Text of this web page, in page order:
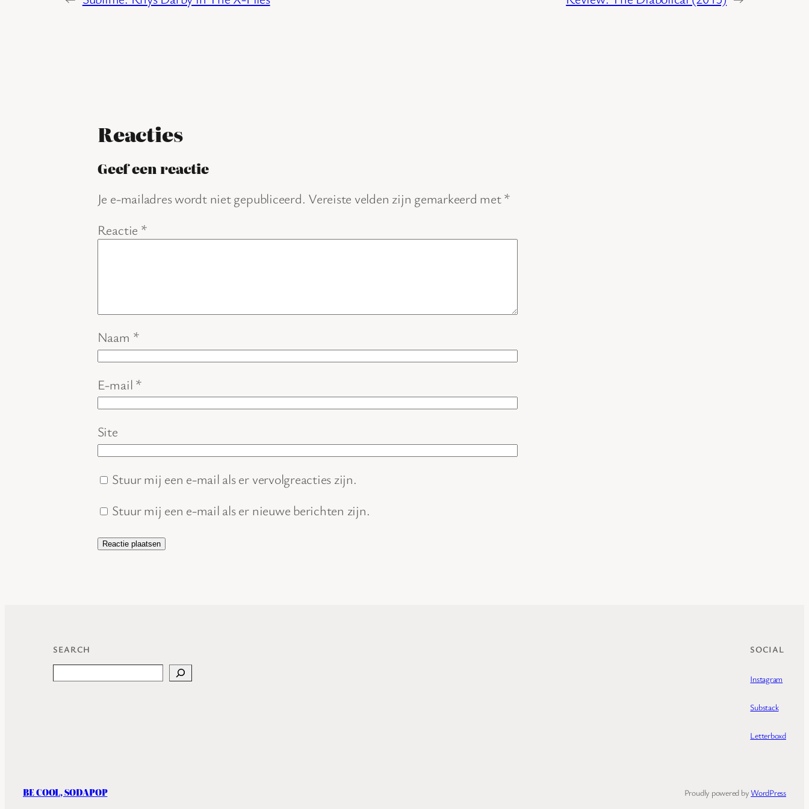
Reacties
Geef een reactie
Je e-mailadres wordt niet gepubliceerd. Vereiste velden zijn gemarkeerd met*
Reactie *
Naam *
E-mail *
Site
Stuur mij een e-mail als er vervolgreacties zijn.
Stuur mij een e-mail als er nieuwe berichten zijn.
SEARCH SOCIAL
Instagram
Substack
Letterboxd
BE COOL, SODAPOP Proudly powered byWordPress